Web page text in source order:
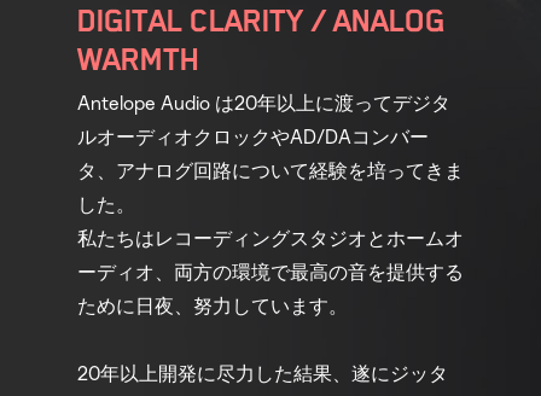
DIGITAL CLARITY / ANALOG
WARMTH
Antelope Audio は20年以上に渡ってデジタ
ルオーディオクロックやAD/DAコンバー
タ、アナログ回路について経験を培ってきま
した。
私たちはレコーディングスタジオとホームオ
ーディオ、両方の環境で最高の音を提供する
ために日夜、努力しています。
20年以上開発に尽力した結果、遂にジッタ